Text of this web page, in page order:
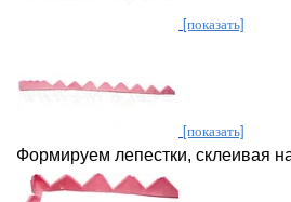
[показать]
[показать]
Формируем лепестки, склеивая